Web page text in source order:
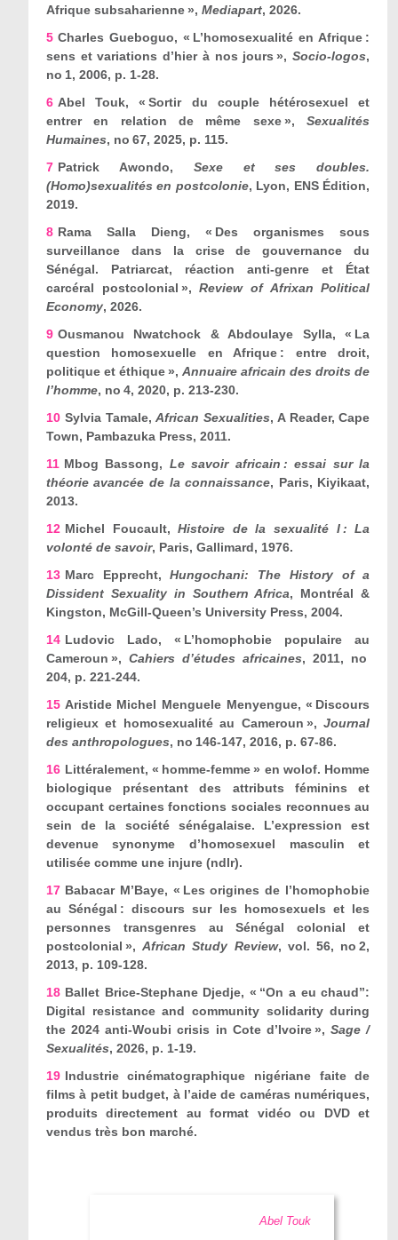
Afrique subsaharienne », Mediapart, 2026.
5 Charles Gueboguo, « L’homosexualité en Afrique :
sens et variations d’hier à nos jours »,Socio-logos,
no 1, 2006, p. 1-28.
6 Abel Touk, « Sortir du couple hétérosexuel et
entrer en relation de même sexe », Sexualités
Humaines, no 67, 2025, p. 115.
7 Patrick Awondo, Sexe et ses doubles.
(Homo)sexualités en postcolonie, Lyon, ENS Édition,
2019.
8 Rama Salla Dieng, « Des organismes sous
surveillance dans la crise de gouvernance du
Sénégal. Patriarcat, réaction anti-genre et État
carcéral postcolonial »,Review of Afrixan Political
Economy, 2026.
9 Ousmanou Nwatchock & Abdoulaye Sylla, « La
question homosexuelle en Afrique : entre droit,
politique et éthique »,Annuaire africain des droits de
l’homme, no 4, 2020, p. 213-230.
10 Sylvia Tamale,African Sexualities, A Reader, Cape
Town, Pambazuka Press, 2011.
11 Mbog Bassong, Le savoir africain : essai sur la
théorie avancée de la connaissance, Paris, Kiyikaat,
2013.
12 Michel Foucault,Histoire de la sexualité I : La
volonté de savoir, Paris, Gallimard, 1976.
13 Marc Epprecht,Hungochani: The History of a
Dissident Sexuality in Southern Africa, Montréal &
Kingston, McGill-Queen’s University Press, 2004.
14 Ludovic Lado, « L’homophobie populaire au
Cameroun », Cahiers d’étudesafricaines, 2011, no
204, p. 221-244.
15 Aristide Michel Menguele Menyengue, « Discours
religieux et homosexualité au Cameroun »,Journal
des anthropologues, no 146-147, 2016, p. 67-86.
16 Littéralement, « homme-femme » en wolof. Homme
biologique présentant des attributs féminins et
occupant certaines fonctions sociales reconnues au
sein de la société sénégalaise. L’expression est
devenue synonyme d’homosexuel masculin et
utilisée comme une injure (ndlr).
17 Babacar M’Baye, « Les origines de l’homophobie
au Sénégal : discours sur les homosexuels et les
personnes transgenres au Sénégal colonial et
postcolonial »,African Study Review, vol. 56, no2,
2013, p. 109-128.
18 Ballet Brice-Stephane Djedje, « “On a eu chaud”:
Digital resistance and community solidarity during
the 2024 anti-Woubi crisis in Cote d’Ivoire »,Sage /
Sexualités, 2026, p. 1-19.
19 Industrie cinématographique nigériane faite de
films à petit budget, à l’aide de caméras numériques,
produits directement au format vidéo ou DVD et
vendus très bon marché.
Abel Touk